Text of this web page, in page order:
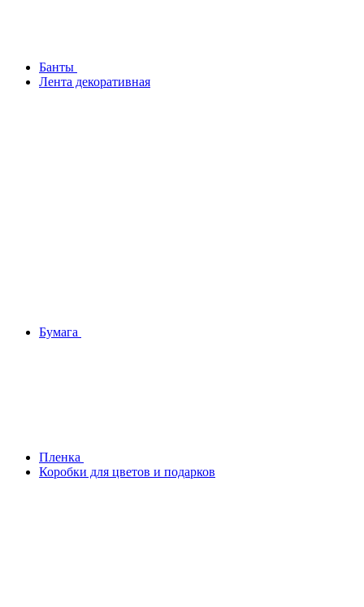
Банты
Лента декоративная
Бумага
Плeнка
Коробки для цветов и подарков